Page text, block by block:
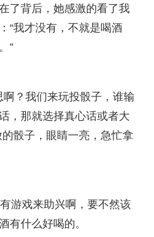
了背后，她感激的看了我
“我才没有，不就是喝酒
”
？我们来玩投骰子，谁输
，那就选择真心话或者大
的骰子，眼睛一亮，急忙拿
游戏来助兴啊，要不然该
有什么好喝的。